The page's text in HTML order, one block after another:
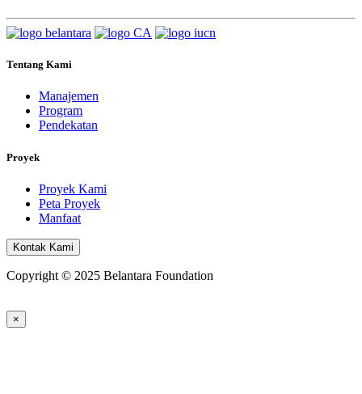
Tentang Kami
Manajemen
Program
Pendekatan
Proyek
Proyek Kami
Peta Proyek
Manfaat
Kontak Kami
Copyright © 2025 Belantara Foundation
×